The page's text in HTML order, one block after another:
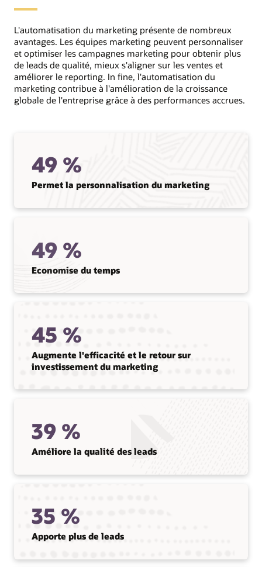
L'automatisation du marketing présente de nombreux
avantages. Les équipes marketing peuvent personnaliser
et optimiser les campagnes marketing pour obtenir plus
de leads de qualité, mieux s'aligner sur les ventes et
améliorer le reporting. In fine, l'automatisation du
marketing contribue à l'amélioration de la croissance
globale de l'entreprise grâce à des performances accrues.
49 %
Permet la personnalisation du marketing
49 %
Economise du temps
45 %
Augmente l'efficacité et le retour sur
investissement du marketing
39 %
Améliore la qualité des leads
35 %
Apporte plus de leads